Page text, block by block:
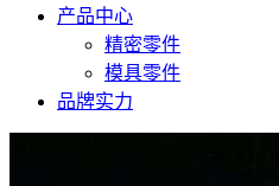
产品中心
精密零件
模具零件
品牌实力